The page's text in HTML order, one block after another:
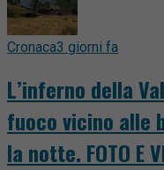
Cronaca3 giorni fa
L’inferno della
fuoco vicino alle
la notte. FOTO E